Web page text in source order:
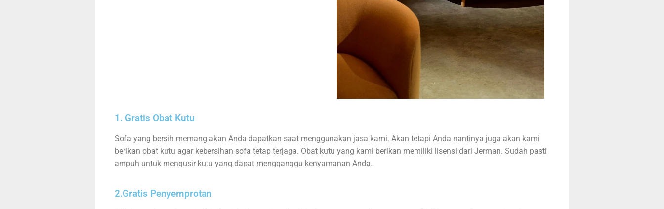
1. Gratis Obat Kutu
Sofa yang bersih memang akan Anda dapatkan saat menggunakan jasa kami. Akan tetapi Anda nantinya juga akan kami
berikan obat kutu agar kebersihan sofa tetap terjaga. Obat kutu yang kami berikan memiliki lisensi dari Jerman. Sudah pasti
ampuh untuk mengusir kutu yang dapat mengganggu kenyamanan Anda.
2.Gratis Penyemprotan